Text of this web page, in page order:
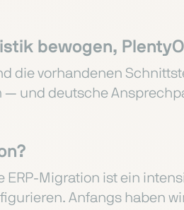
bewogen,
die vorhandenen
— und deutsche
ERP-Migration ist ein
Anfangs haben